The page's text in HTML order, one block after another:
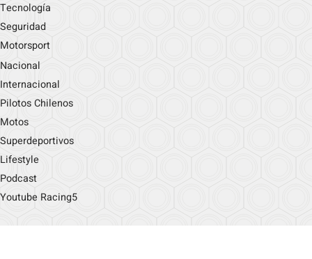
Tecnología
Seguridad
Motorsport
Nacional
Internacional
Pilotos Chilenos
Motos
Superdeportivos
Lifestyle
Podcast
Youtube Racing5